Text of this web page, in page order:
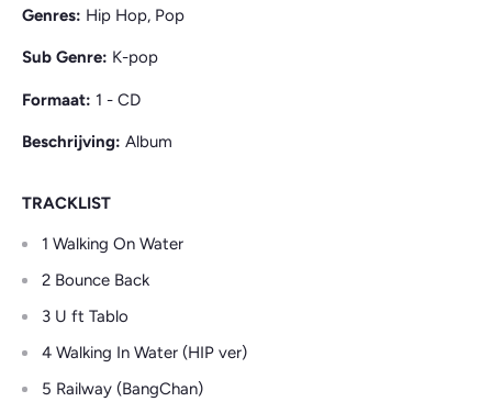
Genres: Hip Hop, Pop
Sub Genre: K-pop
Formaat: 1 - CD
Beschrijving: Album
TRACKLIST
1 Walking On Water
2 Bounce Back
3 U ft Tablo
4 Walking In Water (HIP ver)
5 Railway (BangChan)